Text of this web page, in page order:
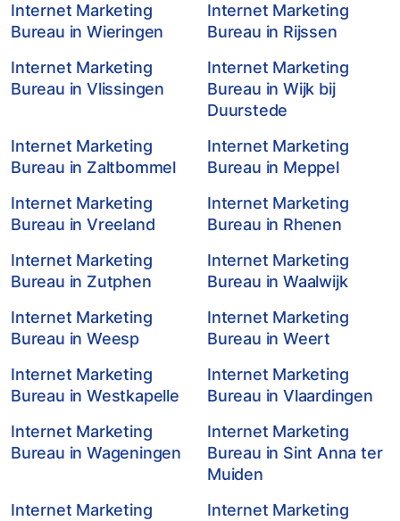
Internet Marketing
Bureau in Wieringen
Internet Marketing
Bureau in Rijssen
Internet Marketing
Bureau in Vlissingen
Internet Marketing
Bureau in Wijk bij
Duurstede
Internet Marketing
Bureau in Zaltbommel
Internet Marketing
Bureau in Meppel
Internet Marketing
Bureau in Vreeland
Internet Marketing
Bureau in Rhenen
Internet Marketing
Bureau in Zutphen
Internet Marketing
Bureau in Waalwijk
Internet Marketing
Bureau in Weesp
Internet Marketing
Bureau in Weert
Internet Marketing
Bureau in Westkapelle
Internet Marketing
Bureau in Vlaardingen
Internet Marketing
Bureau in Wageningen
Internet Marketing
Bureau in Sint Anna ter
Muiden
Internet Marketing
Internet Marketing